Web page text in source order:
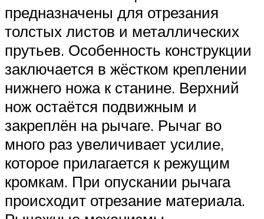
предназначены для отрезания
толстых листов и металлических
прутьев. Особенность конструкции
заключается в жёстком креплении
нижнего ножа к станине. Верхний
нож остаётся подвижным и
закреплён на рычаге. Рычаг во
много раз увеличивает усилие,
которое прилагается к режущим
кромкам. При опускании рычага
происходит отрезание материала.